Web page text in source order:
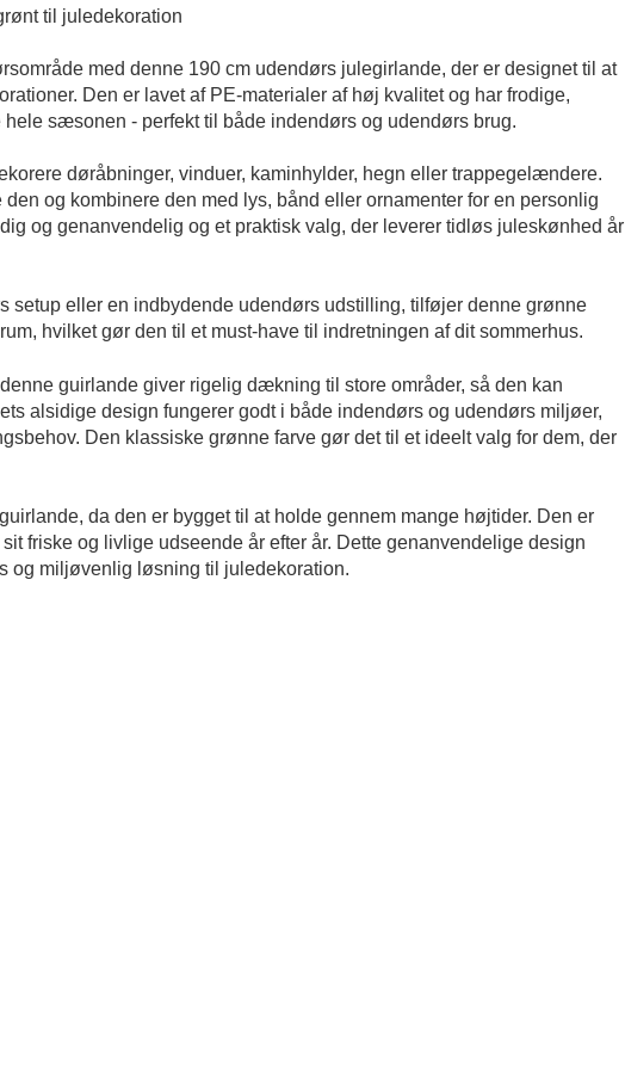
til juledekoration
med denne 190 cm udendørs julegirlande, der er designet til at
Den er lavet af PE-materialer af høj kvalitet og har frodige,
sæsonen - perfekt til både indendørs og udendørs brug.
døråbninger, vinduer, kaminhylder, hegn eller trappegelændere.
og kombinere den med lys, bånd eller ornamenter for en personlig
og genanvendelig og et praktisk valg, der leverer tidløs juleskønhed år
setup eller en indbydende udendørs udstilling, tilføjer denne grønne
hvilket gør den til et must-have til indretningen af ​​dit sommerhus.
guirlande giver rigelig dækning til store områder, så den kan
alsidige design fungerer godt i både indendørs og udendørs miljøer,
Den klassiske grønne farve gør det til et ideelt valg for dem, der
da den er bygget til at holde gennem mange højtider. Den er
friske og livlige udseende år efter år. Dette genanvendelige design
og miljøvenlig løsning til juledekoration.